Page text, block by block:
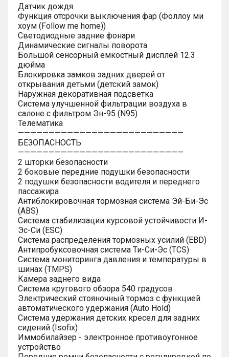
Датчик дождя
Функция отсрочки выключения фар (Фоллоу ми
хоум (Follow me home))
Светодиодные задние фонари
Динамические сигналы поворота
Большой сенсорный емкостный дисплей 12.3
дюйма
Блокировка замков задних дверей от
открывания детьми (детский замок)
Наружная декоративная подсветка
Система улучшенной фильтрации воздуха в
салоне с фильтром Эн-95 (N95)
Телематика
———————————————————————————
БЕЗОПАСНОСТЬ
———————————————————————————
2 шторки безопасности
2 боковые передние подушки безопасности
2 подушки безопасности водителя и переднего
пассажира
Антиблокировочная тормозная система Эй-Би-Эс
(ABS)
Система стабилизации курсовой устойчивости И-
Эс-Си (ESC)
Система распределения тормозных усилий (EBD)
Антипробуксовочная система Ти-Си-Эс (TCS)
Система мониторинга давления и температуры в
шинах (TMPS)
Камера заднего вида
Система кругового обзора 540 градусов
Электрический стояночный тормоз с функцией
автоматического удержания (Auto Hold)
Система удержания детских кресел для задних
сидений (Isofix)
Иммобилайзер - электронное противоугонное
устройство